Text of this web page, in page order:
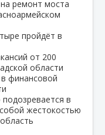
ремонт моста
пройдёт в
от 200
области
финансовой
в
жестокостью